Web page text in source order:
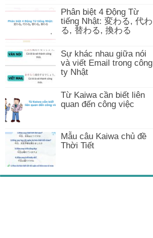
Phân biệt 4 Động Từ
tiếng Nhật: 変わる, 代わ
る, 替わる, 換わる
Sự khác nhau giữa nói
và viết Email trong công
ty Nhật
Từ Kaiwa cần biết liên
quan đến công việc
Mẫu câu Kaiwa chủ đề
Thời Tiết